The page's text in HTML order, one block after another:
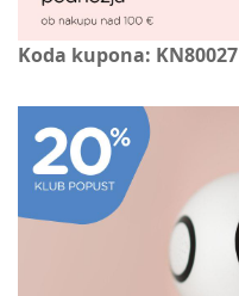
Koda kupona: KN80027